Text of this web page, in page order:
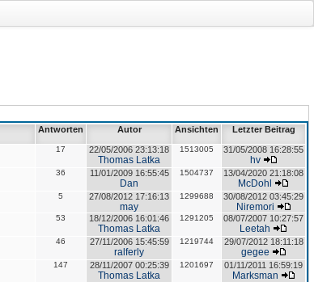
Antworten Autor Ansichten Letzter Beitrag
17 22/05/2006 23:13:18
Thomas Latka
1513005 31/05/2008 16:28:55
hv
36 11/01/2009 16:55:45
Dan
1504737 13/04/2020 21:18:08
McDohl
5 27/08/2012 17:16:13
may
1299688 30/08/2012 03:45:29
Niremori
53 18/12/2006 16:01:46
Thomas Latka
1291205 08/07/2007 10:27:57
Leetah
46 27/11/2006 15:45:59
ralferly
1219744 29/07/2012 18:11:18
gegee
147 28/11/2007 00:25:39
Thomas Latka
1201697 01/11/2011 16:59:19
Marksman